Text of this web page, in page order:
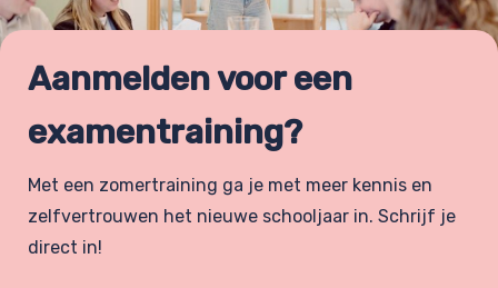
Aanmelden voor een
examentraining?
Met een zomertraining ga je met meer kennis en
zelfvertrouwen het nieuwe schooljaar in. Schrijf je
direct in!